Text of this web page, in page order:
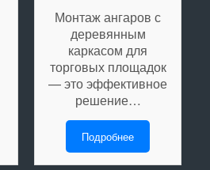
Монтаж ангаров с
деревянным
каркасом для
торговых площадок
— это эффективное
решение…
Подробнее